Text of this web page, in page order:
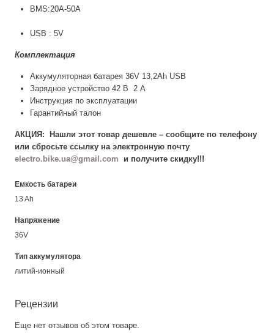
BMS:20A-50А
USB : 5V
Комплектация
Аккумуляторная батарея 36V 13,2Ah USB
Зарядное устройство 42 В 2 А
Инструкция по эксплуатации
Гарантийный талон
АКЦИЯ: Нашли этот товар дешевле – сообщите по телефону
или сбросьте ссылку на электронную почту
electro.bike.ua@gmail.com
и получите скидку!!!
Емкость батареи
13 Ah
Напряжение
36V
Тип аккумулятора
литий-ионный
Рецензии
Еще нет отзывов об этом товаре.